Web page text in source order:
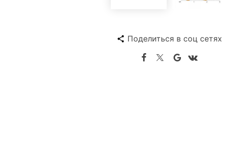
Поделиться в соц сетях